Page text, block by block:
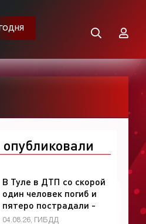
В Туле в ДТП со скорой
один человек погиб и
пятеро пострадали -
«ГИБДД»
04.08.26, ГИБДД